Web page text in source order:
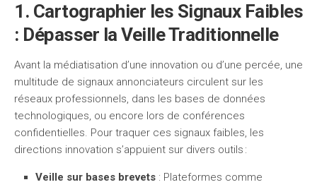
1. Cartographier les Signaux Faibles
: Dépasser la Veille Traditionnelle
Avant la médiatisation d’une innovation ou d’une percée, une
multitude de signaux annonciateurs circulent sur les
réseaux professionnels, dans les bases de données
technologiques, ou encore lors de conférences
confidentielles. Pour traquer ces signaux faibles, les
directions innovation s’appuient sur divers outils :
Veille sur bases brevets : Plateformes comme